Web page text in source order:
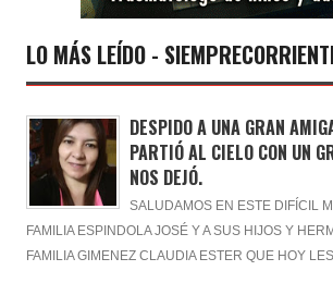
LO MÁS LEÍDO -
DESPIDO A UNA GRAN
PARTIÓ AL CIELO CON UN
NOS DEJÓ.
SALUDAMOS EN ESTE DIFÍCIL
FAMILIA ESPINDOLA JOSÉ Y A SUS HIJOS Y
FAMILIA GIMENEZ CLAUDIA ESTER QUE HOY LES